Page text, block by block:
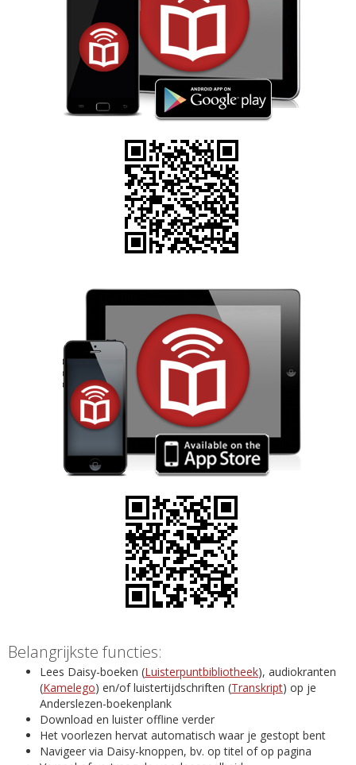
Belangrijkste functies:
Lees Daisy-boeken (Luisterpuntbibliotheek), audiokranten
(Kamelego) en/of luistertijdschriften (Transkript) op je
Anderslezen-boekenplank
Download en luister offline verder
Het voorlezen hervat automatisch waar je gestopt bent
Navigeer via Daisy-knoppen, bv. op titel of op pagina